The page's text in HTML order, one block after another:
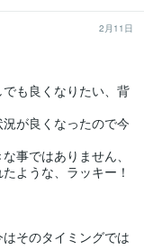
2月11日
も良くなりたい、背
が良くなったので今
事ではありません、
ような、ラッキー！
そのタイミングでは